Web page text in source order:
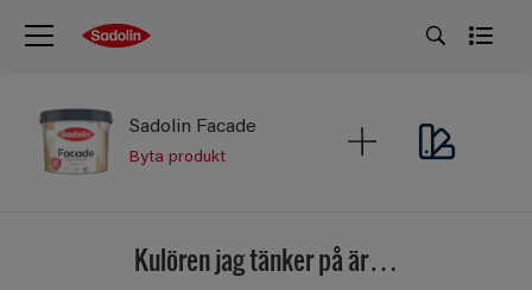
Sadolin Facade
Byta produkt
Kulören jag tänker på är…